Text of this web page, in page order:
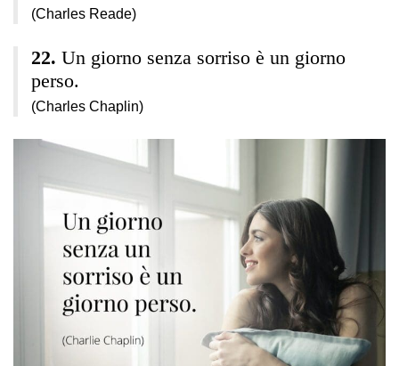
(Charles Reade)
Un giorno senza sorriso è un giorno
perso.
(Charles Chaplin)